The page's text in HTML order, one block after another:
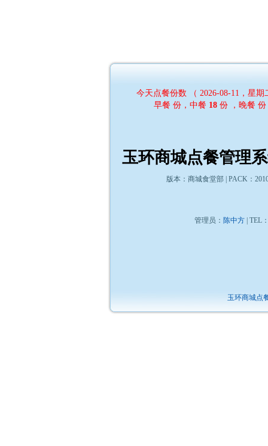
今天点餐份数 （ 2026-08-11，星期
早餐 份，中餐 18 份 ，晚餐 份
玉环商城点餐管理
版本：商城食堂部 | PACK：
管理员： 陈中方| TEL
玉环商城点